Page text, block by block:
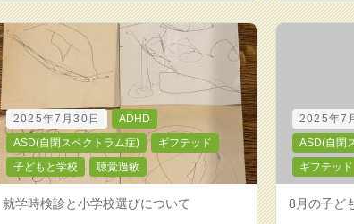
2025年7月30日
ADHD
ASD(自閉スペクトラム症)
ギフテッド
子どもと学校
聴覚過敏
就学時検診と小学校選びについて
2025年7
ASD(自閉
ギフテッド
8月の子ど